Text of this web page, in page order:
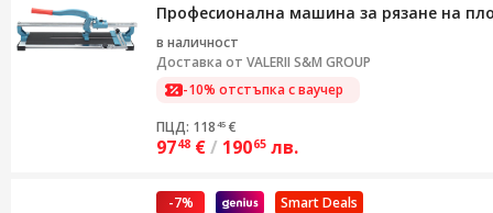
Професионална машина за рязане на
в наличност
Доставка от VALERII S&M GROUP
-10% отстъпка с ваучер
ПЦД: 118 45 €
9748 €/ 19065 лв.
Smart Deals
-7%